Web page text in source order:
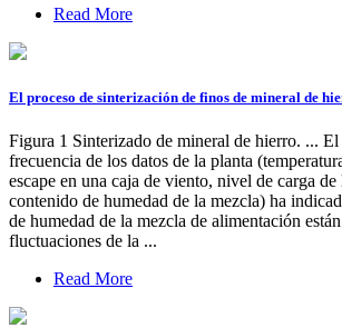
Read More
El proceso de sinterización de finos de mineral de
Figura 1 Sinterizado de mineral de hierro. ... El
frecuencia de los datos de la planta
escape en una caja de viento, nivel de carga
contenido de humedad de la mezcla) ha
de humedad de la mezcla de alimentación
fluctuaciones de la ...
Read More